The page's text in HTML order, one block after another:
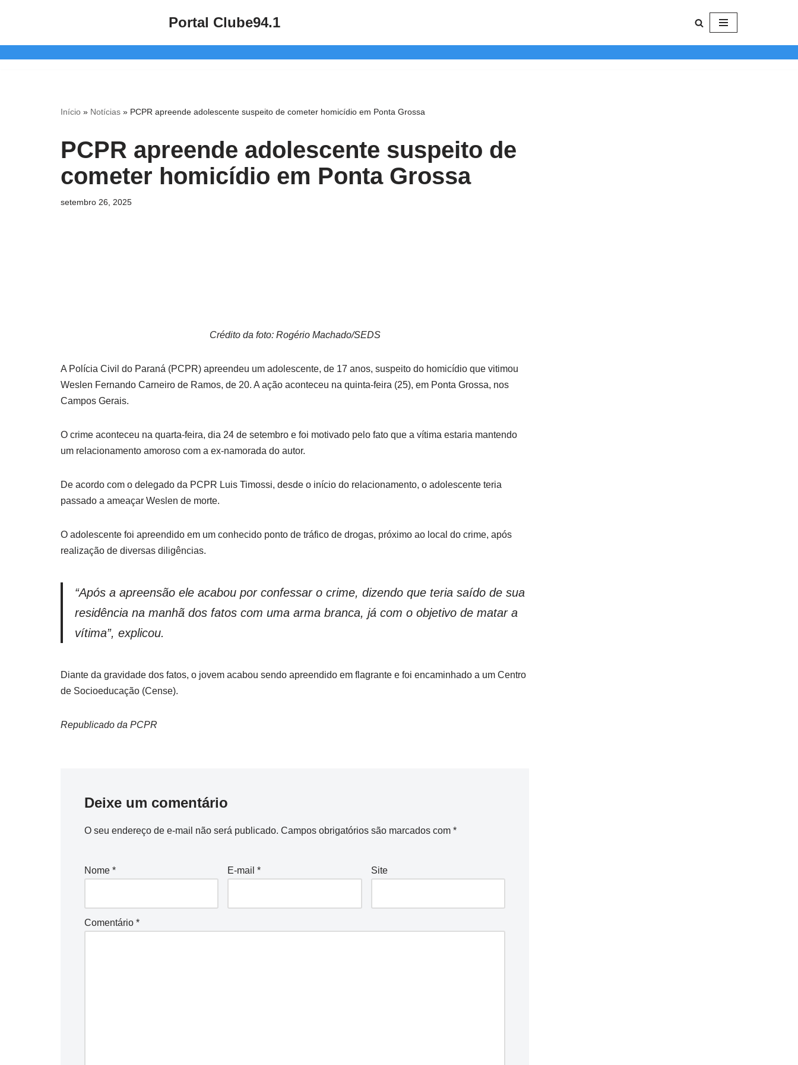
Portal Clube94.1
Início » Notícias » PCPR apreende adolescente suspeito de cometer homicídio em Ponta Grossa
PCPR apreende adolescente suspeito de
cometer homicídio em Ponta Grossa
setembro 26, 2025
Crédito da foto: Rogério Machado/SEDS
A Polícia Civil do Paraná (PCPR) apreendeu um adolescente, de 17 anos, suspeito do homicídio que vitimou
Weslen Fernando Carneiro de Ramos, de 20. A ação aconteceu na quinta-feira (25), em Ponta Grossa, nos
Campos Gerais.
O crime aconteceu na quarta-feira, dia 24 de setembro e foi motivado pelo fato que a vítima estaria mantendo
um relacionamento amoroso com a ex-namorada do autor.
De acordo com o delegado da PCPR Luis Timossi, desde o início do relacionamento, o adolescente teria
passado a ameaçar Weslen de morte.
O adolescente foi apreendido em um conhecido ponto de tráfico de drogas, próximo ao local do crime, após
realização de diversas diligências.
“Após a apreensão ele acabou por confessar o crime, dizendo que teria saído de sua
residência na manhã dos fatos com uma arma branca, já com o objetivo de matar a
vítima”, explicou.
Diante da gravidade dos fatos, o jovem acabou sendo apreendido em flagrante e foi encaminhado a um Centro
de Socioeducação (Cense).
Republicado da PCPR
Deixe um comentário
O seu endereço de e-mail não será publicado. Campos obrigatórios são marcados com *
Nome * E-mail* Site
Comentário *